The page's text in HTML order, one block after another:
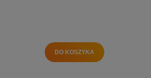
DO KOSZYKA